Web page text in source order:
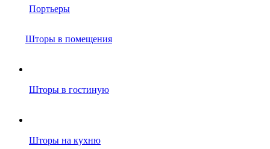
Портьеры
Шторы в помещения
Шторы в гостиную
Шторы на кухню